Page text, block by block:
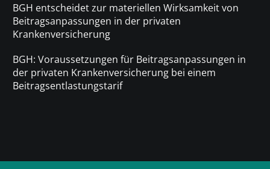
BGH entscheidet zur materiellen Wirksamkeit von
Beitragsanpassungen in der privaten
Krankenversicherung
BGH: Voraussetzungen für Beitragsanpassungen in
der privaten Krankenversicherung bei einem
Beitragsentlastungstarif